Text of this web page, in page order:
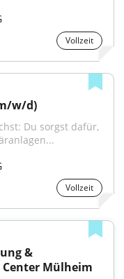
Vollzeit
w/d)
Du sorgst dafür,
Vollzeit
&
Center Mülheim